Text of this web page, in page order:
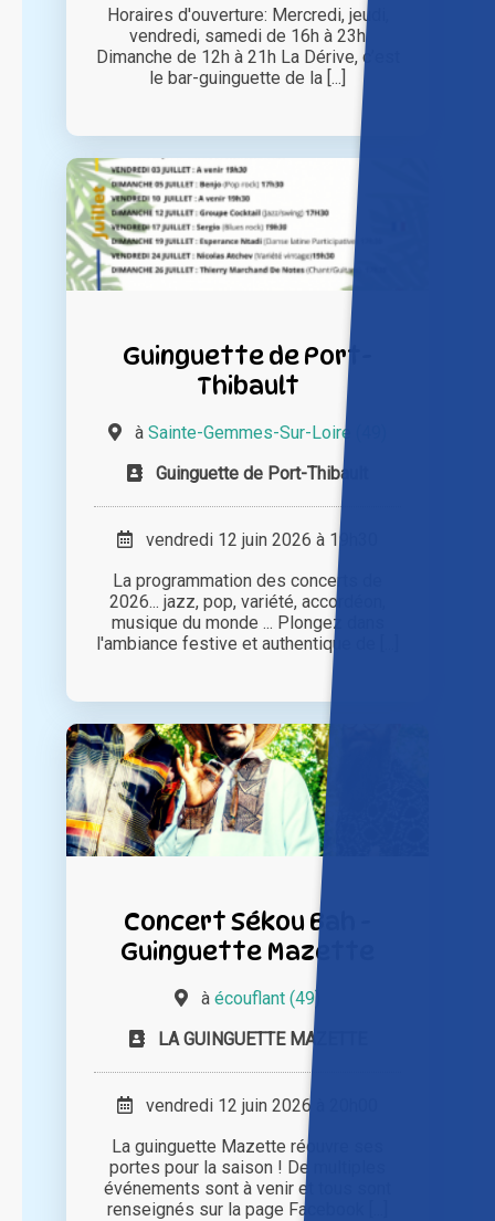
Horaires d'ouverture: Mercredi, jeudi,
vendredi, samedi de 16h à 23h
Dimanche de 12h à 21h La Dérive, c’est
le bar-guinguette de la [...]
Guinguette de Port-
Thibault
à Sainte-Gemmes-Sur-Loire (49)
Guinguette de Port-Thibault
vendredi 12 juin 2026 à 19h30
La programmation des concerts de
2026... jazz, pop, variété, accordéon,
musique du monde ... Plongez dans
l'ambiance festive et authentique de [...]
Concert Sékou Bah -
Guinguette Mazette
à écouflant (49)
LA GUINGUETTE MAZETTE
vendredi 12 juin 2026 à 20h00
La guinguette Mazette réouvre ses
portes pour la saison ! De multiples
événements sont à venir et tous sont
renseignés sur la page Facebook [...]